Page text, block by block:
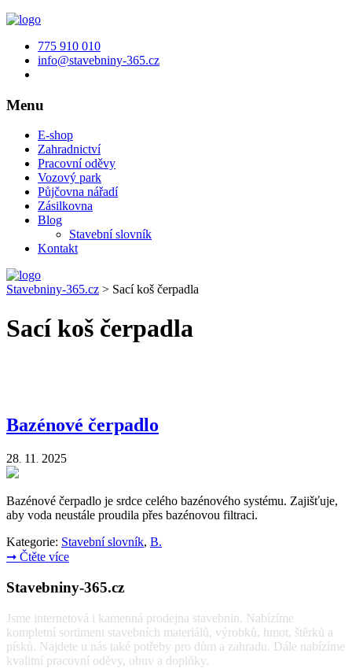
775 910 010
info@stavebniny-365.cz
Menu
E-shop
Zahradnictví
Pracovní oděvy
Vozový park
Půjčovna nářadí
Zásilkovna
Blog
Stavební slovník
Kontakt
Stavebniny-365.cz > Sací koš čerpadla
Sací koš čerpadla
Bazénové čerpadlo
28. 11 . 2025
Bazénové čerpadlo je srdce celého bazénového systému. Zajišťuje,
aby voda neustále proudila přes bazénovou filtraci.
Kategorie: Stavební slovník, B.
➞ Čtěte více
Stavebniny-365.cz
Jsme internetová i kamenná prodejna stavebnin. Nabízíme
kompletní sortiment stavebních materiálů, výrobků, hmot, štěrků a
písků. Najdete u nás také potřeby pro dům a zahradu. Dále nabízíme
kvalitní pracovní oděvy, obuv a doplňky.